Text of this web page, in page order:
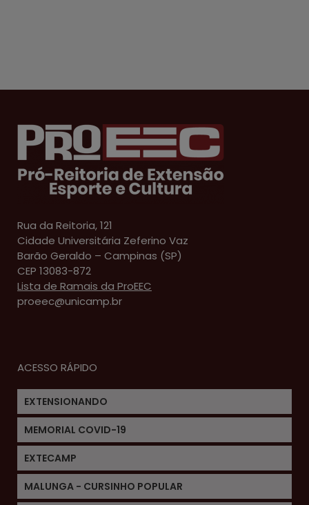
Rua da Reitoria, 121
Cidade Universitária Zeferino Vaz
Barão Geraldo – Campinas (SP)
CEP 13083-872
Lista de Ramais da ProEEC
proeec@unicamp.br
ACESSO RÁPIDO
EXTENSIONANDO
MEMORIAL COVID-19
EXTECAMP
MALUNGA - CURSINHO POPULAR